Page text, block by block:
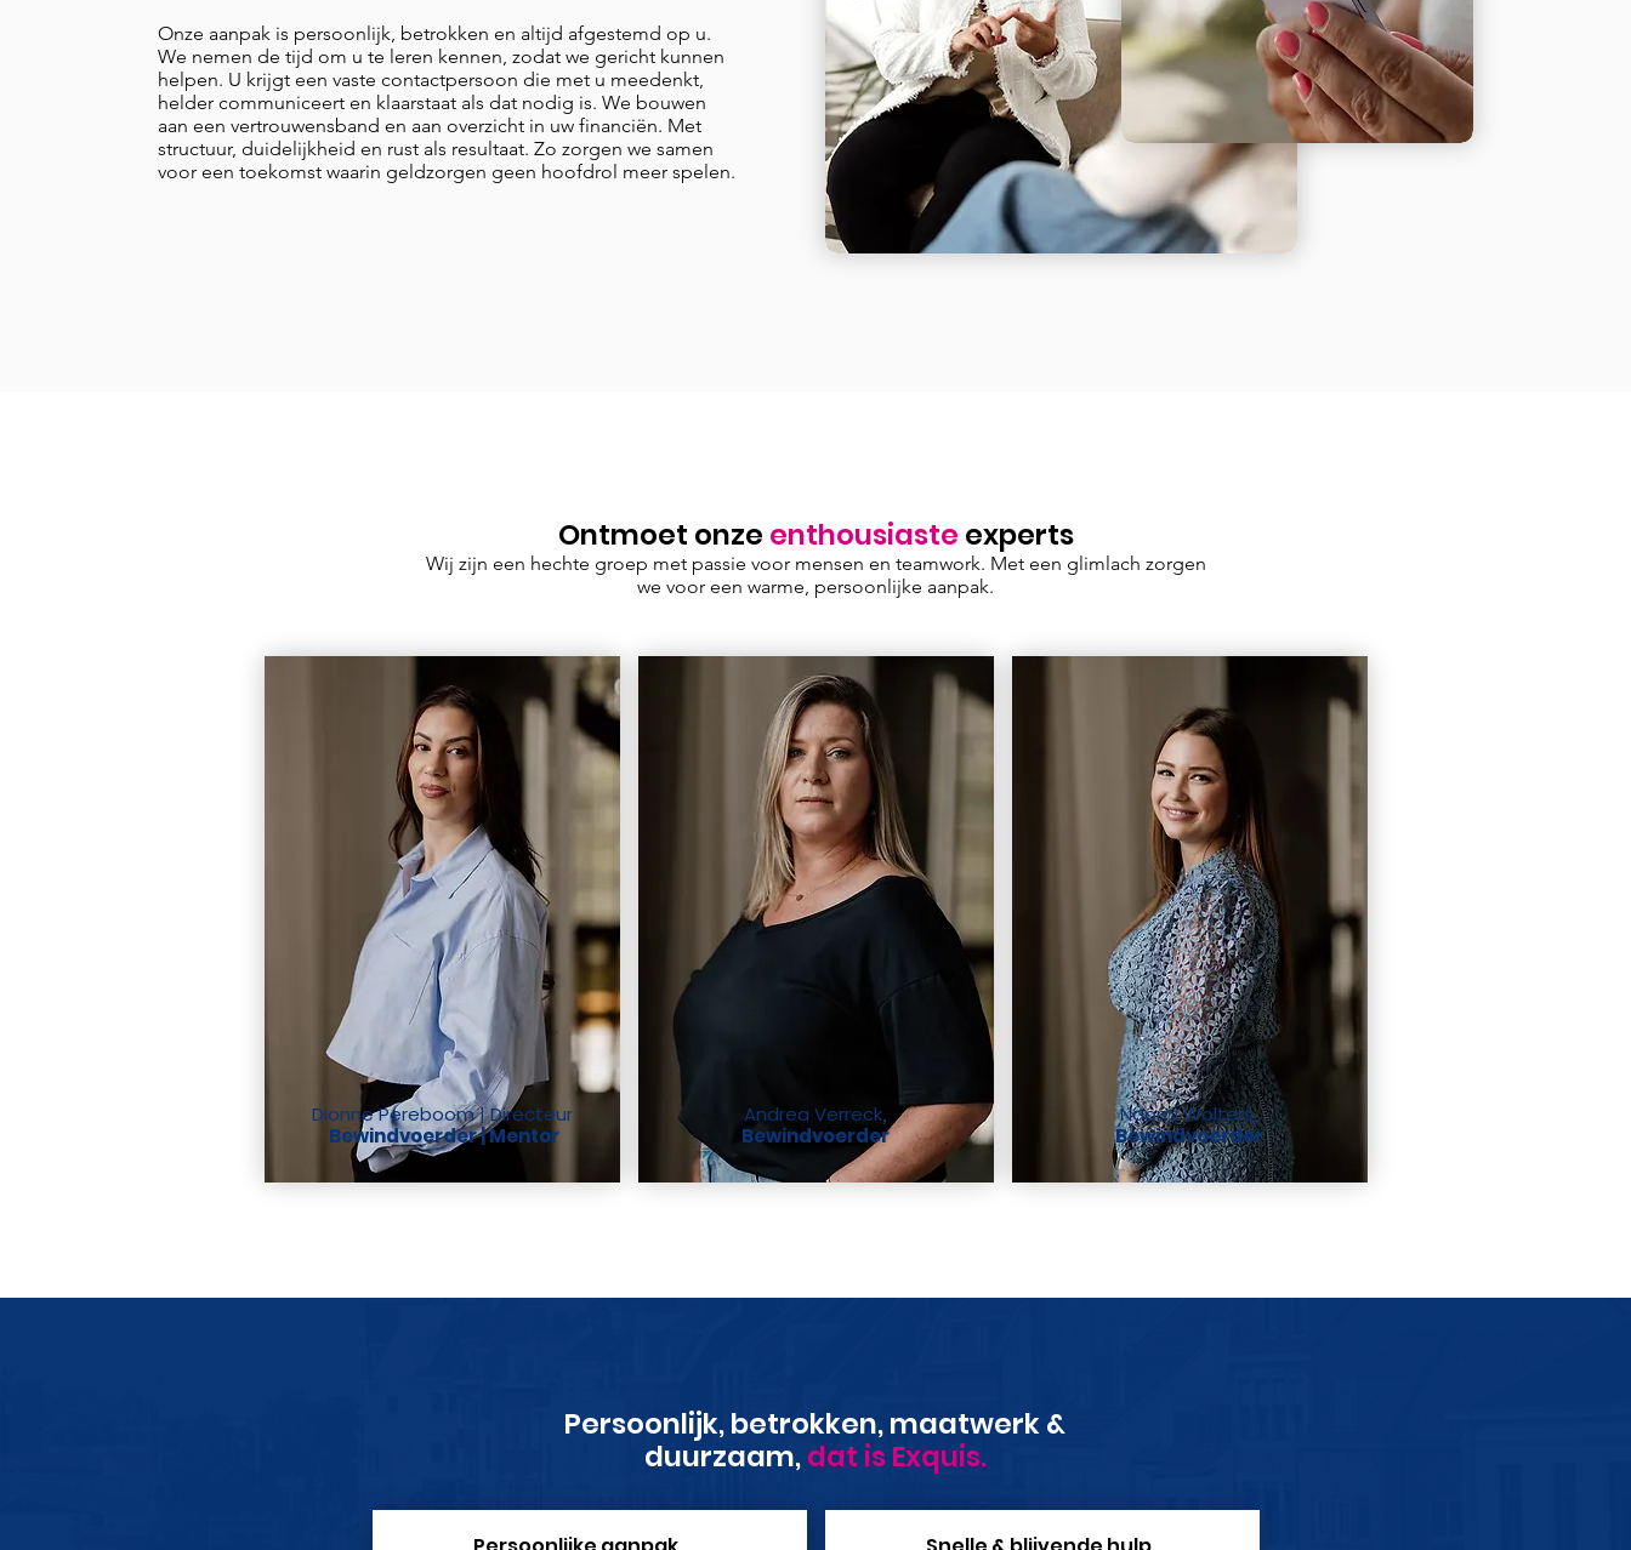
Onze aanpak is persoonlijk, betrokken en altijd afgestemd op u.
We nemen de tijd om u te leren kennen, zodat we gericht kunnen
helpen. U krijgt een vaste contactpersoon die met u meedenkt,
helder communiceert en klaarstaat als dat nodig is. We bouwen
aan een vertrouwensband en aan overzicht in uw financiën. Met
structuur, duidelijkheid en rust als resultaat. Zo zorgen we samen
voor een toekomst waarin geldzorgen geen hoofdrol meer spelen.
Ontmoet onze enthousiaste experts
Wij zijn een hechte groep met passie voor mensen en teamwork. Met een glimlach zorgen
we voor een warme, persoonlijke aanpak.
Dionne Pereboom | Directeur
Bewindvoerder | Mentor
Andrea Verreck,
Bewindvoerder
Naomi Wolters,
Bewindvoerder
Persoonlijk, betrokken, maatwerk &
duurzaam,dat is Exquis.